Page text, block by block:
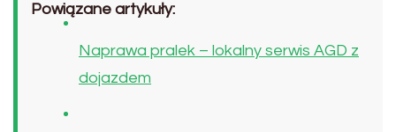
Powiązane artykuły:
Naprawa pralek – lokalny serwis AGD z
dojazdem